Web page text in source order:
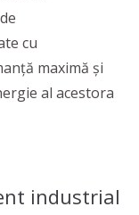
cu
maximă și
al acestora
industrial